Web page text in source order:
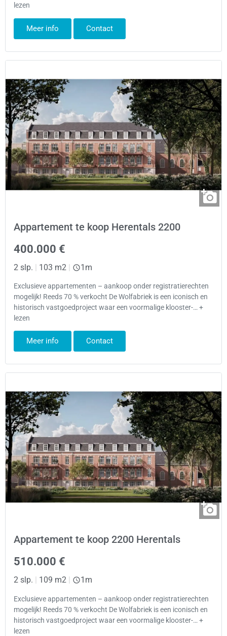
lezen
Meer info Contact
Appartement te koop Herentals 2200
400.000 €
2 slp. | 103 m2 | 1m
Exclusieve appartementen – aankoop onder registratierechten
mogelijk! Reeds 70 % verkocht De Wolfabriek is een iconisch en
historisch vastgoedproject waar een voormalige klooster-… +
lezen
Meer info Contact
Appartement te koop 2200 Herentals
510.000 €
2 slp. 109 m2 1m
Exclusieve appartementen – aankoop onder registratierechten
mogelijk! Reeds 70 % verkocht De Wolfabriek is een iconisch en
historisch vastgoedproject waar een voormalige klooster-… +
lezen